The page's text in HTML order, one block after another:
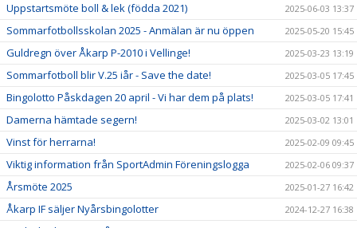
Uppstartsmöte boll & lek (födda 2021) 2025-06-03 13:37
Sommarfotbollsskolan 2025 - Anmälan är nu öppen 2025-05-20 15:45
Guldregn över Åkarp P-2010 i Vellinge! 2025-03-23 13:19
Sommarfotboll blir V.25 iår - Save the date! 2025-03-05 17:45
Bingolotto Påskdagen 20 april - Vi har dem på plats! 2025-03-05 17:41
Damerna hämtade segern! 2025-03-02 13:01
Vinst för herrarna! 2025-02-09 09:45
Viktig information från SportAdmin Föreningslogga 2025-02-06 09:37
Årsmöte 2025 2025-01-27 16:42
Åkarp IF säljer Nyårsbingolotter 2024-12-27 16:38